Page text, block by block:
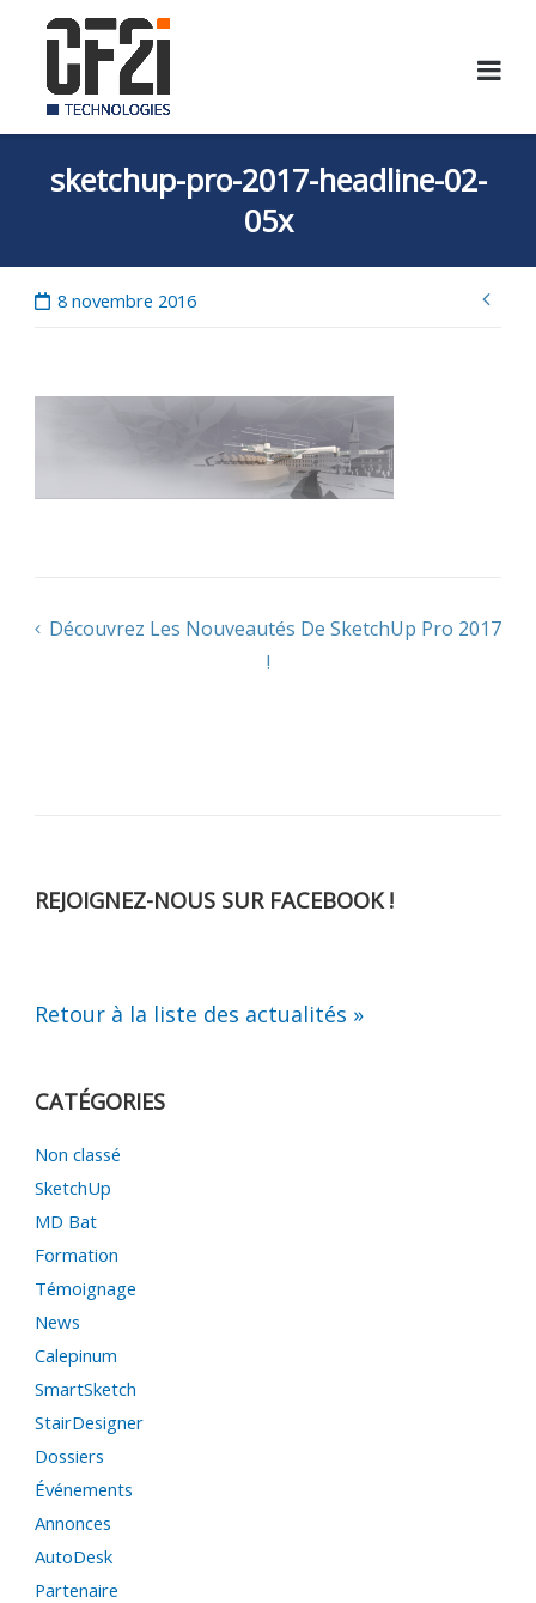
content
sketchup-pro-2017-headline-02-
05x
8 novembre 2016
Navigation
Découvrez Les Nouveautés De SketchUp Pro 2017
!
REJOIGNEZ-NOUS SUR FACEBOOK !
Retour à la liste des actualités »
CATÉGORIES
Non classé
SketchUp
MD Bat
Formation
Témoignage
News
Calepinum
SmartSketch
StairDesigner
Dossiers
Événements
Annonces
AutoDesk
Partenaire